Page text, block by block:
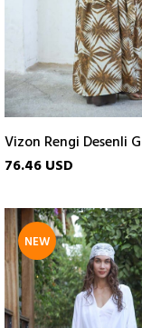
76.46 USD
NEW
ITEM